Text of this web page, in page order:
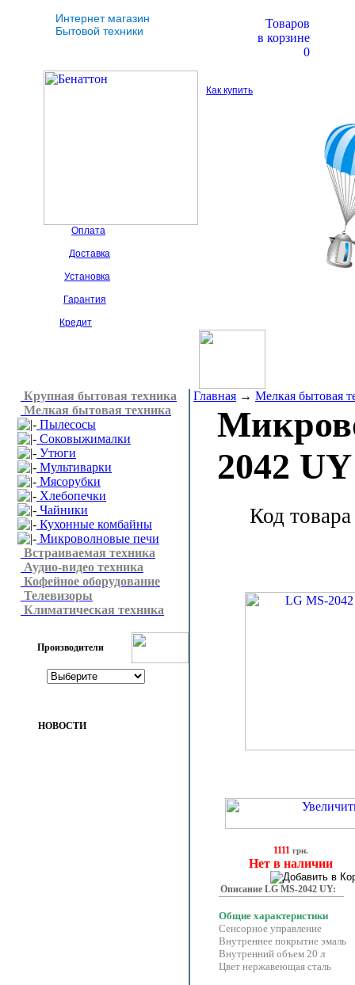
Интернет магазин
Бытовой техники
Товаров
в корзине
0
Как купить
Оплата
Доставка
Установка
Гарантия
Кредит
Крупная бытовая техника
Мелкая бытовая техника
Пылесосы
Соковыжималки
Утюги
Мультиварки
Мясорубки
Хлебопечки
Чайники
Кухонные комбайны
Микроволновые печи
Встраиваемая техника
Аудио-видео техника
Кофейное оборудование
Телевизоры
Климатическая техника
Производители
НОВОСТИ
Главная → Мелкая бытовая
2042 UY
Код
1111 грн.
Нет в наличии
Описание LG MS-2042 UY:
Общие характеристики
Сенсорное управление
Внутреннее покрытие эмаль
Внутренний объем 20 л
Цвет нержавеющая сталь